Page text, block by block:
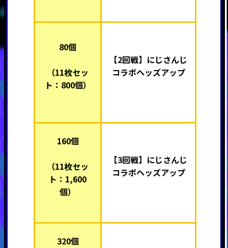
80個
（11枚セッ
ト：800個）
【2回戦】 にじさんじ
コラボヘッズアップ
160個
（11枚セッ
ト：1,600
個）
【3回戦】 にじさんじ
コラボヘッズアップ
320個